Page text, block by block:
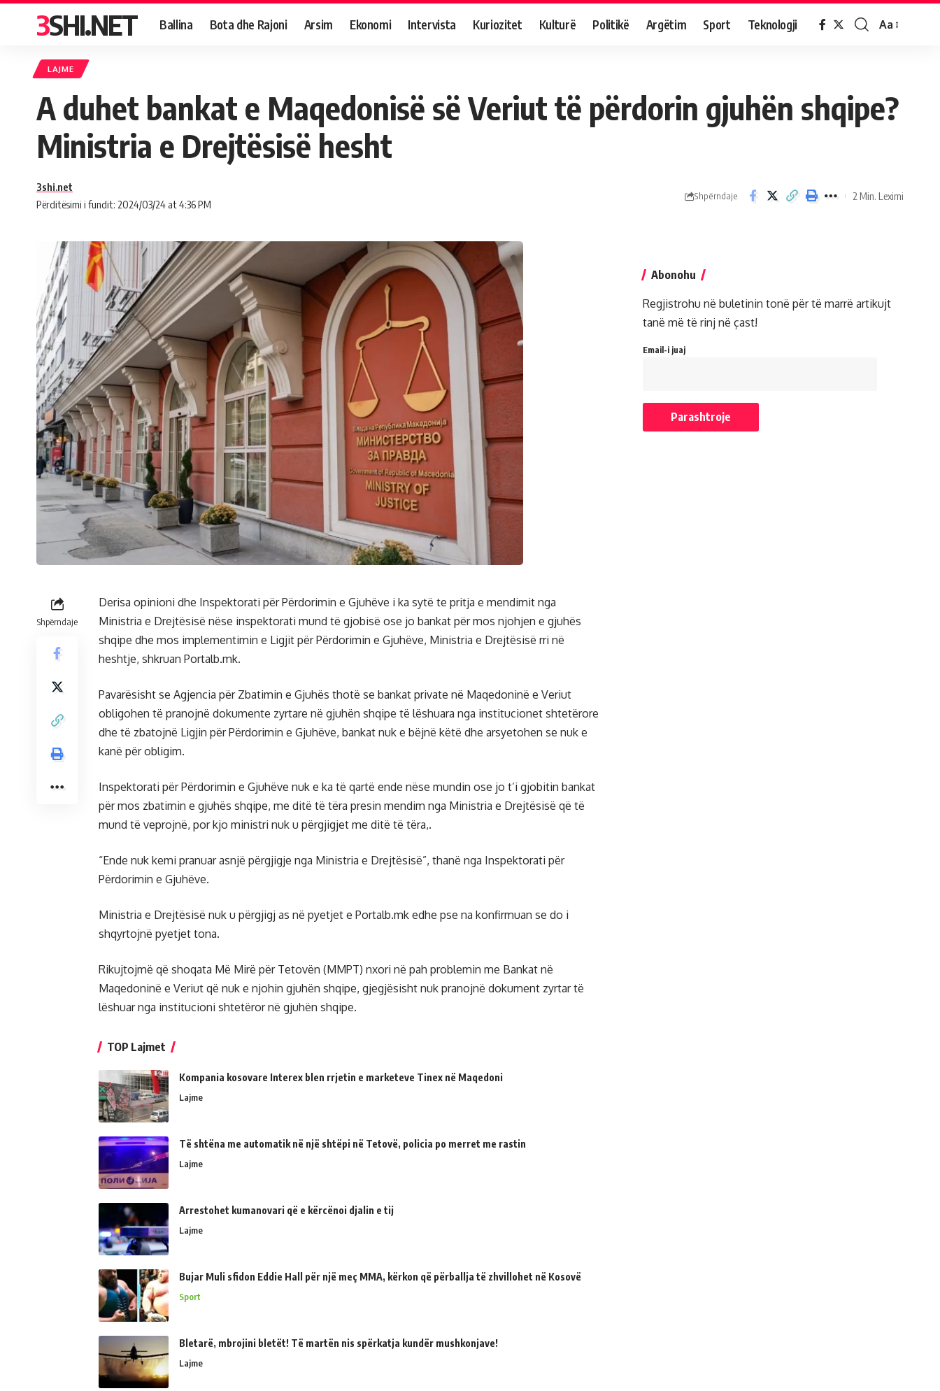
3SHI.NET Ballina Bota dhe Rajoni Arsim Ekonomi Intervista Kuriozitet Kulturë Politikë Argëtim Sport Teknologji Aa
LAJME
A duhet bankat e Maqedonisë së Veriut të përdorin gjuhën shqipe?
Ministria e Drejtësisë hesht
Përditësimi i fundit: 2024/03/24 at 4:36 PM
3shi.net
Shpërndaje 2 Min. Leximi
Shpërndaje
Derisa opinioni dhe Inspektorati për Përdorimin e Gjuhëve i ka sytë te pritja e mendimit nga
Ministria e Drejtësisë nëse inspektorati mund të gjobisë ose jo bankat për mos njohjen e gjuhës
shqipe dhe mos implementimin e Ligjit për Përdorimin e Gjuhëve, Ministria e Drejtësisë rri në
heshtje, shkruan Portalb.mk.
Pavarësisht se Agjencia për Zbatimin e Gjuhës thotë se bankat private në Maqedoninë e Veriut
obligohen të pranojnë dokumente zyrtare në gjuhën shqipe të lëshuara nga institucionet shtetërore
dhe të zbatojnë Ligjin për Përdorimin e Gjuhëve, bankat nuk e bëjnë këtë dhe arsyetohen se nuk e
kanë për obligim.
Inspektorati për Përdorimin e Gjuhëve nuk e ka të qartë ende nëse mundin ose jo t’i gjobitin bankat
për mos zbatimin e gjuhës shqipe, me ditë të tëra presin mendim nga Ministria e Drejtësisë që të
mund të veprojnë, por kjo ministri nuk u përgjigjet me ditë të tëra,.
“Ende nuk kemi pranuar asnjë përgjigje nga Ministria e Drejtësisë”, thanë nga Inspektorati për
Përdorimin e Gjuhëve.
Ministria e Drejtësisë nuk u përgjigj as në pyetjet e Portalb.mk edhe pse na konfirmuan se do i
shqyrtojnë pyetjet tona.
Rikujtojmë që shoqata Më Mirë për Tetovën (MMPT) nxori në pah problemin me Bankat në
Maqedoninë e Veriut që nuk e njohin gjuhën shqipe, gjegjësisht nuk pranojnë dokument zyrtar të
lëshuar nga institucioni shtetëror në gjuhën shqipe.
TOP Lajmet
Kompania kosovare Interex blen rrjetin e marketeve Tinex në Maqedoni
Lajme
Të shtëna me automatik në një shtëpi në Tetovë, policia po merret me rastin
Lajme
Arrestohet kumanovari që e kërcënoi djalin e tij
Lajme
Bujar Muli sfidon Eddie Hall për një meç MMA, kërkon që përballja të zhvillohet në Kosovë
Sport
Bletarë, mbrojini bletët! Të martën nis spërkatja kundër mushkonjave!
Lajme
Abonohu
Regjistrohu në buletinin tonë për të marrë artikujt
tanë më të rinj në çast!
Email-i juaj